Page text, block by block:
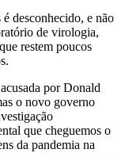
desconhecido, e não
de virologia,
restem poucos
por Donald
o novo governo
que cheguemos o
da pandemia na